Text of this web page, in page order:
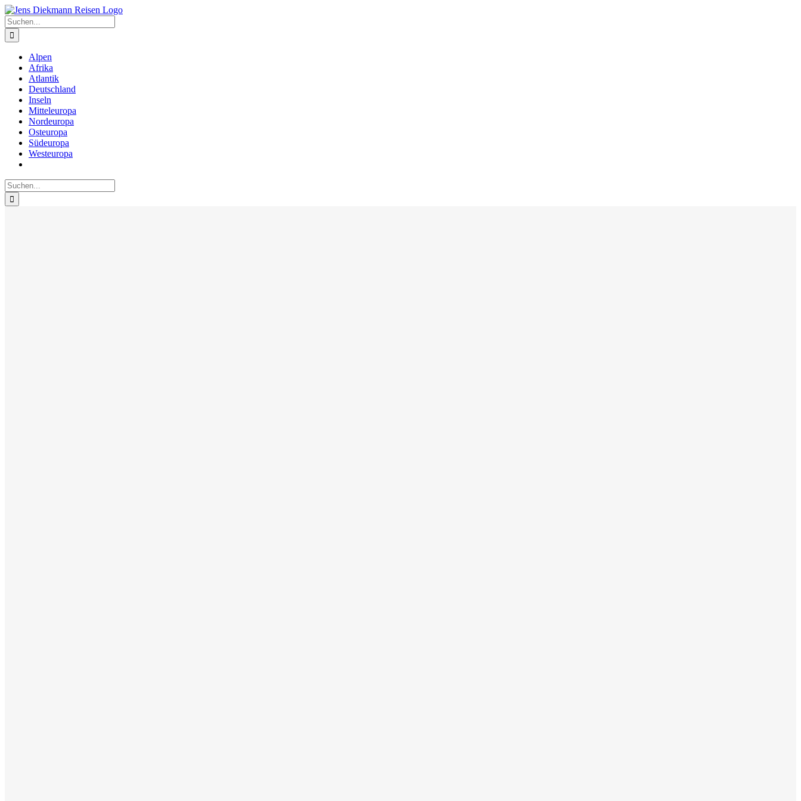
Zum
Inhalt
springen
Suche
nach:
Alpen
Afrika
Atlantik
Deutschland
Inseln
Mitteleuropa
Nordeuropa
Osteuropa
Südeuropa
Westeuropa
Suche
nach: